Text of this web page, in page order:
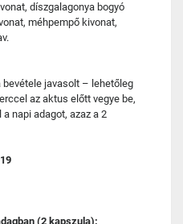
díszgalagonya bogyó
méhpempő kivonat,
bevétele javasolt – lehetőleg
az aktus előtt vegye be,
napi adagot, azaz a 2
(2 kapszula):